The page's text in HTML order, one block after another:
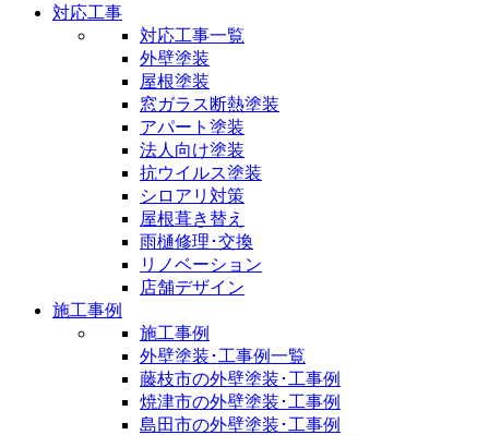
対応工事
対応工事一覧
外壁塗装
屋根塗装
窓ガラス断熱塗装
アパート塗装
法人向け塗装
抗ウイルス塗装
シロアリ対策
屋根葺き替え
雨樋修理･交換
リノベーション
店舗デザイン
施工事例
施工事例
外壁塗装･工事例一覧
藤枝市の外壁塗装･工事例
焼津市の外壁塗装･工事例
島田市の外壁塗装･工事例